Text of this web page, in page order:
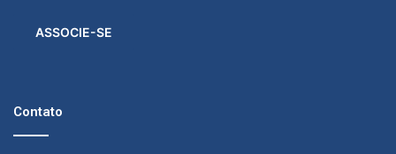
ASSOCIE-SE
Contato